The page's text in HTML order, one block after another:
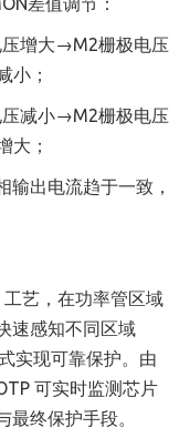
压增大→M2栅极电压
小；
压减小→M2栅极电压
大；
出电流趋于一致，
艺，在功率管区域
速感知不同区域
实现可靠保护。由
可实时监测芯片
终保护手段。